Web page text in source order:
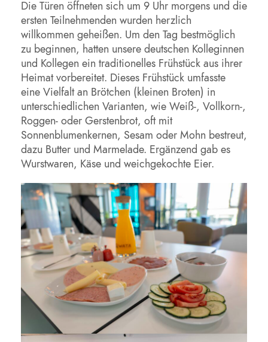
Die Türen öffneten sich um 9 Uhr morgens und die
ersten Teilnehmenden wurden herzlich
willkommen geheißen. Um den Tag bestmöglich
zu beginnen, hatten unsere deutschen Kolleginnen
und Kollegen ein traditionelles Frühstück aus ihrer
Heimat vorbereitet. Dieses Frühstück umfasste
eine Vielfalt an Brötchen (kleinen Broten) in
unterschiedlichen Varianten, wie Weiß-, Vollkorn-,
Roggen- oder Gerstenbrot, oft mit
Sonnenblumenkernen, Sesam oder Mohn bestreut,
dazu Butter und Marmelade. Ergänzend gab es
Wurstwaren, Käse und weichgekochte Eier.